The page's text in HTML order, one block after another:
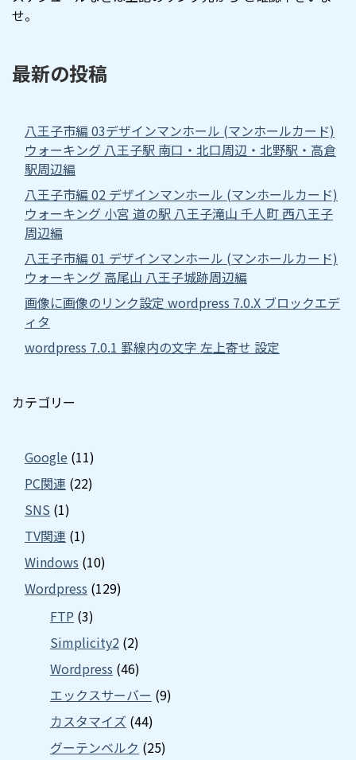
せ。
最新の投稿
八王子市編 03デザインマンホール (マンホールカード)
ウォーキング 八王子駅 南口・北口周辺・北野駅・高倉
駅周辺編
八王子市編 02 デザインマンホール (マンホールカード)
ウォーキング 小宮 道の駅 八王子滝山 千人町 西八王子
周辺編
八王子市編 01 デザインマンホール (マンホールカード)
ウォーキング 高尾山 八王子城跡周辺編
画像に画像のリンク設定 wordpress 7.0.X ブロックエデ
ィタ
wordpress 7.0.1 罫線内の文字 左上寄せ 設定
カテゴリー
Google (11)
PC関連 (22)
SNS (1)
TV関連 (1)
Windows (10)
Wordpress (129)
FTP (3)
Simplicity2 (2)
Wordpress (46)
エックスサーバー (9)
カスタマイズ (44)
グーテンベルク (25)